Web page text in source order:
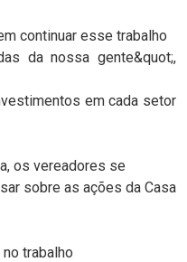
continuar esse trabalho
da nossa gente&quot;,
em cada setor
os vereadores se
sobre as ações da Casa
trabalho